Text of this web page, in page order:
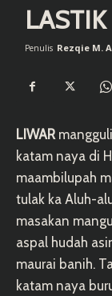
LASTIK
Penulis Rezqie M.
LIWAR
katam naya di
maambilupah
tulak ka Aluh-
masakan
aspal hudah
maurai banih.
katam naya